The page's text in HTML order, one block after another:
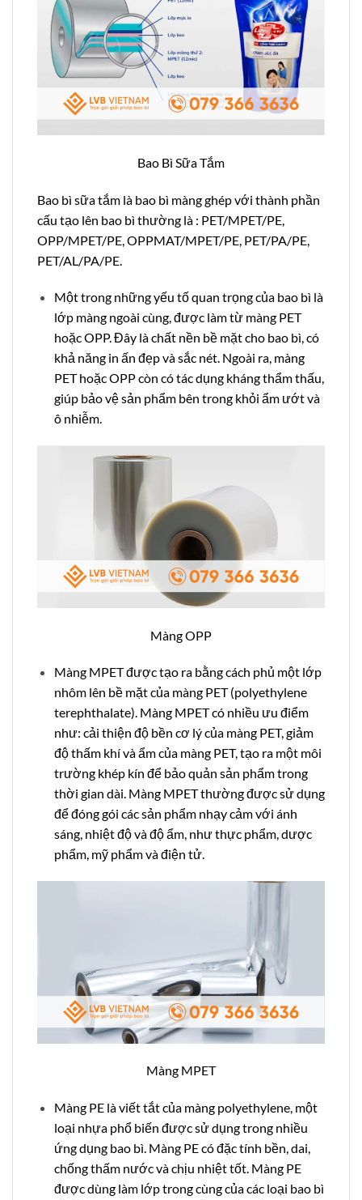
Bao Bì Sữa Tắm
Bao bì sữa tắm là bao bì màng ghép với thành phần
cấu tạo lên bao bì thường là : PET/MPET/PE,
OPP/MPET/PE, OPPMAT/MPET/PE, PET/PA/PE,
PET/AL/PA/PE.
Một trong những yếu tố quan trọng của bao bì là
lớp màng ngoài cùng, được làm từ màng PET
hoặc OPP. Đây là chất nền bề mặt cho bao bì, có
khả năng in ấn đẹp và sắc nét. Ngoài ra, màng
PET hoặc OPP còn có tác dụng kháng thẩm thấu,
giúp bảo vệ sản phẩm bên trong khỏi ẩm ướt và
ô nhiễm.
Màng OPP
Màng MPET được tạo ra bằng cách phủ một lớp
nhôm lên bề mặt của màng PET (polyethylene
terephthalate). Màng MPET có nhiều ưu điểm
như: cải thiện độ bền cơ lý của màng PET, giảm
độ thấm khí và ẩm của màng PET, tạo ra một môi
trường khép kín để bảo quản sản phẩm trong
thời gian dài. Màng MPET thường được sử dụng
để đóng gói các sản phẩm nhạy cảm với ánh
sáng, nhiệt độ và độ ẩm, như thực phẩm, dược
phẩm, mỹ phẩm và điện tử.
Màng MPET
Màng PE là viết tắt của màng polyethylene, một
loại nhựa phổ biến được sử dụng trong nhiều
ứng dụng bao bì. Màng PE có đặc tính bền, dai,
chống thấm nước và chịu nhiệt tốt. Màng PE
được dùng làm lớp trong cùng của các loại bao bì